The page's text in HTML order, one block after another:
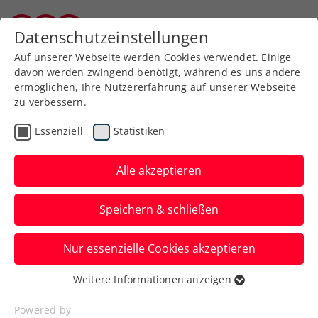
Zurück zur Newsübersicht
Turniere
Carinthian Ladies Lake’s
Trophy startet 2023 mit
bereits 5 Turnieren
Die erfolgreiche Damenturnierserie geht
ab dem Wochenende in ihre zweite
Auflage.
Verfasst von: Sebastian Tschrepetz / Redaktion, 04.05.2023
Datenschutzeinstellungen
Auf unserer Webseite werden Cookies verwendet. Einige
davon werden zwingend benötigt, während es uns andere
ermöglichen, Ihre Nutzererfahrung auf unserer Webseite
zu verbessern.
Essenziell Statistiken
Alle akzeptieren
Speichern & schließen
Nur essenzielle Cookies akzeptieren
Essenziell
Essenzielle Cookies werden für grundlegende
Weitere Informationen anzeigen
Powered by